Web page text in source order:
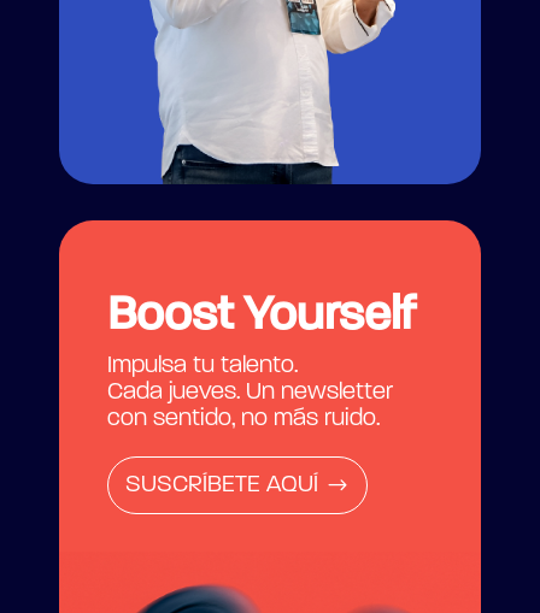
Boost Yourself
Impulsa tu talento.
Cada jueves. Un newsletter
con sentido, no más ruido.
SUSCRÍBETE AQUÍ